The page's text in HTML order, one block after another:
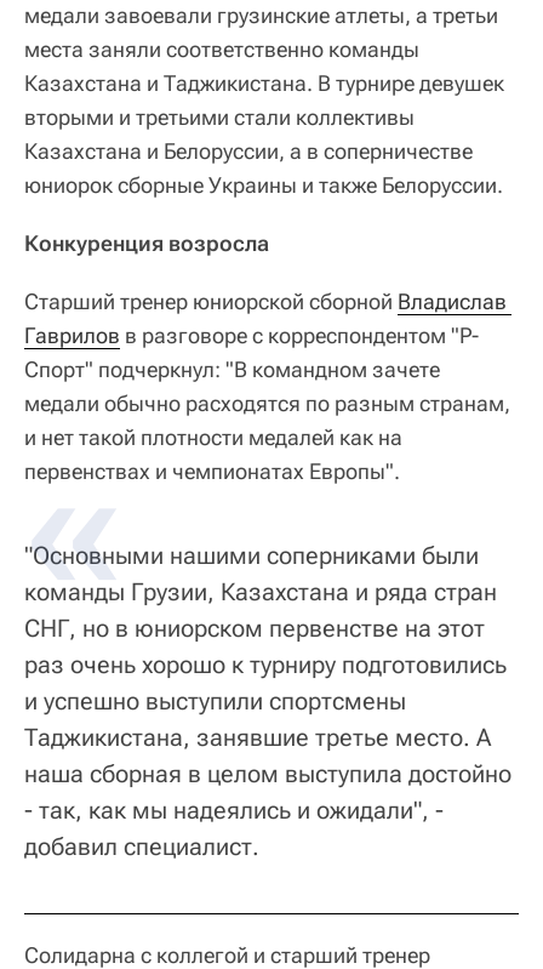
медали завоевали грузинские атлеты, а третьи
места заняли соответственно команды
Казахстана и Таджикистана. В турнире девушек
вторыми и третьими стали коллективы
Казахстана и Белоруссии, а в соперничестве
юниорок сборные Украины и также Белоруссии.
Конкуренция возросла
Старший тренер юниорской сборной Владислав
Гаврилов в разговоре с корреспондентом "Р-
Спорт" подчеркнул: "В командном зачете
медали обычно расходятся по разным странам,
и нет такой плотности медалей как на
первенствах и чемпионатах Европы".
"Основными нашими соперниками были
команды Грузии, Казахстана и ряда стран
СНГ, но в юниорском первенстве на этот
раз очень хорошо к турниру подготовились
и успешно выступили спортсмены
Таджикистана, занявшие третье место. А
наша сборная в целом выступила достойно
- так, как мы надеялись и ожидали", -
добавил специалист.
Солидарна с коллегой и старший тренер